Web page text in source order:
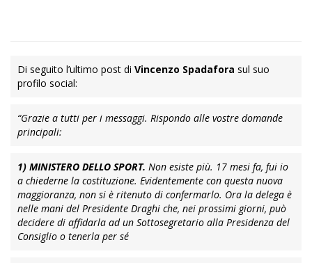
Di seguito l’ultimo post di Vincenzo Spadafora sul suo
profilo social:
“Grazie a tutti per i messaggi. Rispondo alle vostre domande
principali:
1) MINISTERO DELLO SPORT. Non esiste più. 17 mesi fa, fui io
a chiederne la costituzione. Evidentemente con questa nuova
maggioranza, non si è ritenuto di confermarlo. Ora la delega è
nelle mani del Presidente Draghi che, nei prossimi giorni, può
decidere di affidarla ad un Sottosegretario alla Presidenza del
Consiglio o tenerla per sé